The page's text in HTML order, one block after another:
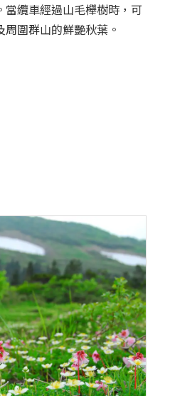
纜車經過山毛櫸樹時，可
圍群山的鮮艷秋葉。